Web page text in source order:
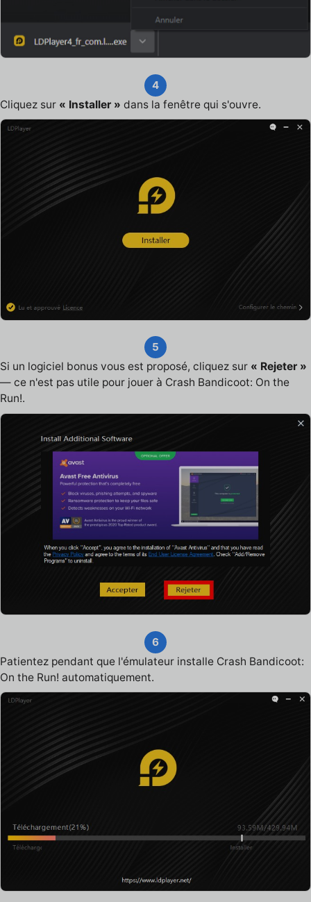
4
Cliquez sur « Installer » dans la fenêtre qui s'ouvre.
5
Si un logiciel bonus vous est proposé, cliquez sur « Rejeter »
— ce n'est pas utile pour jouer à Crash Bandicoot: On the
Run!.
6
Patientez pendant que l'émulateur installe Crash Bandicoot:
On the Run! automatiquement.